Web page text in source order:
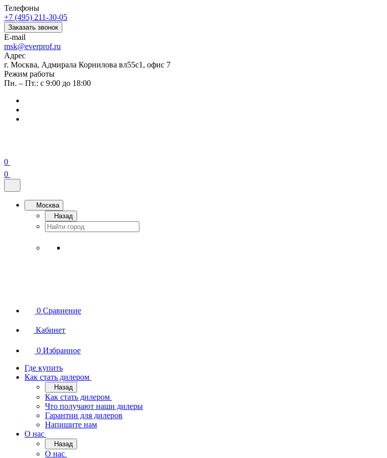
Телефоны
+7 (495) 211-30-05
Заказать звонок
E-mail
msk@everprof.ru
Адрес
г. Москва, Адмирала Корнилова вл55с1, офис 7
Режим работы
Пн. – Пт.: с 9:00 до 18:00
0
0
Москва
Назад
0 Сравнение
Кабинет
0 Избранное
Где купить
Как стать дилером
Назад
Как стать дилером
Что получают наши дилеры
Гарантии для дилеров
Напишите нам
О нас
Назад
О нас